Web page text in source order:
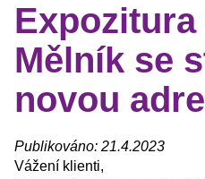
Expozitura
Mělník se
novou
Publikováno: 21.4.2023
Vážení klienti,